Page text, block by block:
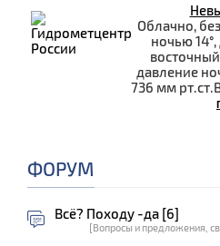
Облачно,
ночью
давление
736 мм
ФОРУМ
Всё? Походу -да [6]
[Вопросы и предложения,